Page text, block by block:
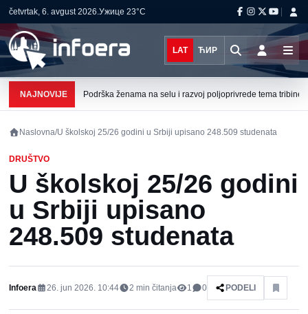
četvrtak, 6. avgust 2026.Ужице 23°C
LAT ЋИР
NAJNOVIJE Podrška ženama na selu i razvoj poljoprivrede tema tribine
Naslovna/U školskoj 25/26 godini u Srbiji upisano 248.509 studenata
DRUŠTVO
U školskoj 25/26 godini
u Srbiji upisano
248.509 studenata
Infoera 26. jun 2026. 10:44 2 min čitanja 1 0 PODELI